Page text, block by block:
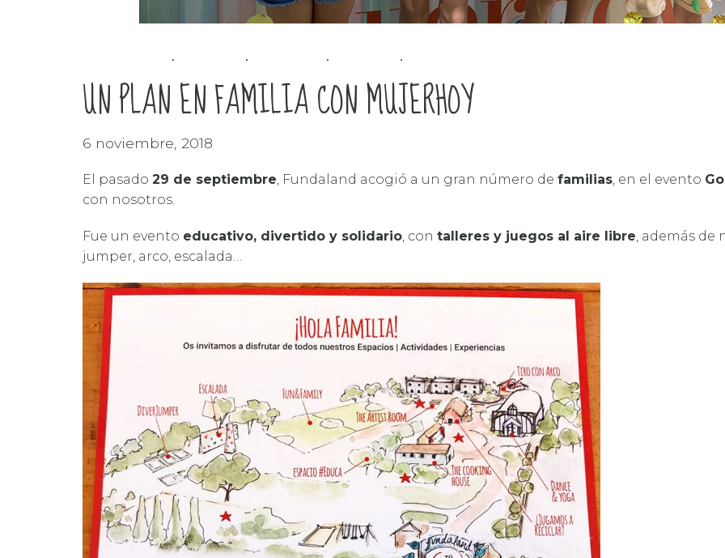
UN PLAN EN FAMILIA CON MUJERHOY
6 noviembre, 2018
El pasado 29 de septiembre , Fundaland acogió a un gran número de familias , en el evento
con nosotros.
Fue un evento educativo, divertido y solidario , con talleres y juegos al aire libre , además de
jumper, arco, escalada…